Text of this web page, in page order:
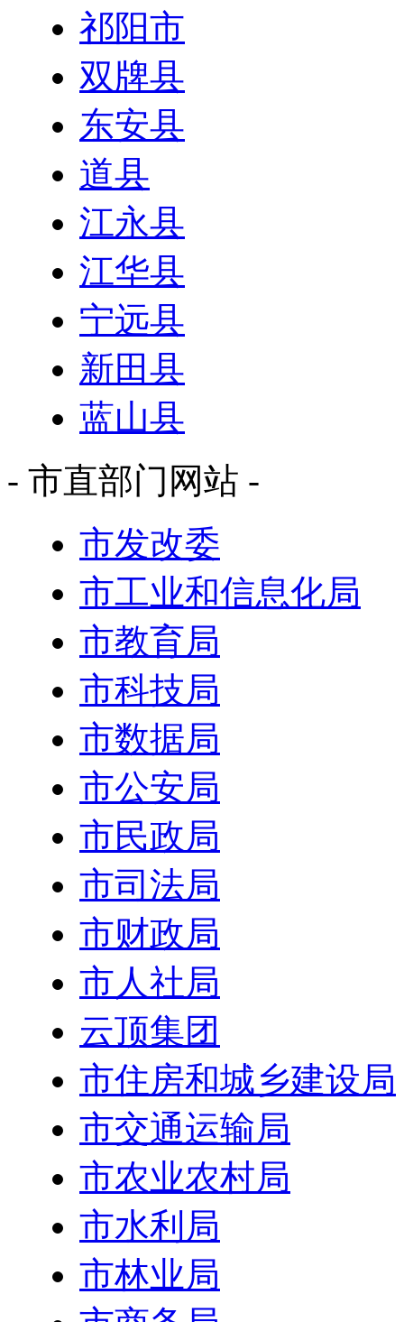
祁阳市
双牌县
东安县
道县
江永县
江华县
宁远县
新田县
蓝山县
- 市直部门网站 -
市发改委
市工业和信息化局
市教育局
市科技局
市数据局
市公安局
市民政局
市司法局
市财政局
市人社局
云顶集团
市住房和城乡建设局
市交通运输局
市农业农村局
市水利局
市林业局